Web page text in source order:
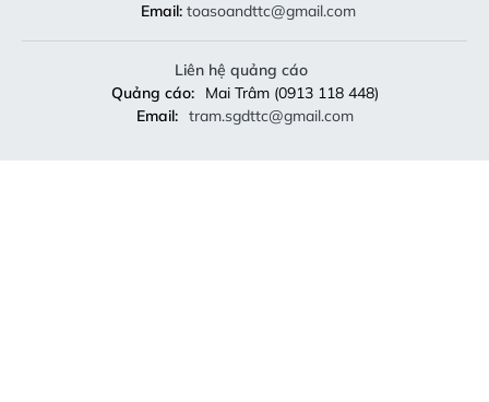
Email: toasoandttc@gmail.com
Liên hệ quảng cáo
Quảng cáo:
Mai Trâm (0913 118 448)
Email: tram.sgdttc@gmail.com